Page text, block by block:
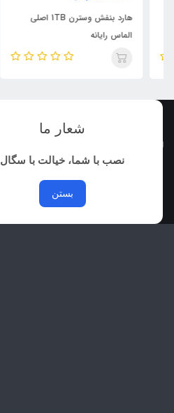
هارد بنفش وسترن 1TB اصلی
الماس رایانه
شعار ما
نصب با شما، خیالت با سگال
بستن
ساماندهی